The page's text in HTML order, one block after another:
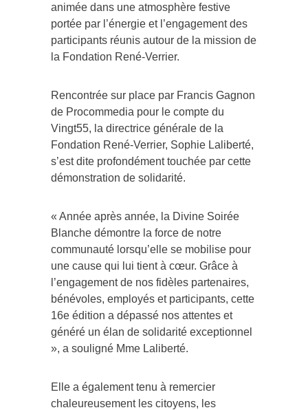
animée dans une atmosphère festive
portée par l’énergie et l’engagement des
participants réunis autour de la mission de
la Fondation René-Verrier.
Rencontrée sur place par Francis Gagnon
de Procommedia pour le compte du
Vingt55, la directrice générale de la
Fondation René-Verrier, Sophie Laliberté,
s’est dite profondément touchée par cette
démonstration de solidarité.
« Année après année, la Divine Soirée
Blanche démontre la force de notre
communauté lorsqu’elle se mobilise pour
une cause qui lui tient à cœur. Grâce à
l’engagement de nos fidèles partenaires,
bénévoles, employés et participants, cette
16e édition a dépassé nos attentes et
généré un élan de solidarité exceptionnel
», a souligné Mme Laliberté.
Elle a également tenu à remercier
chaleureusement les citoyens, les